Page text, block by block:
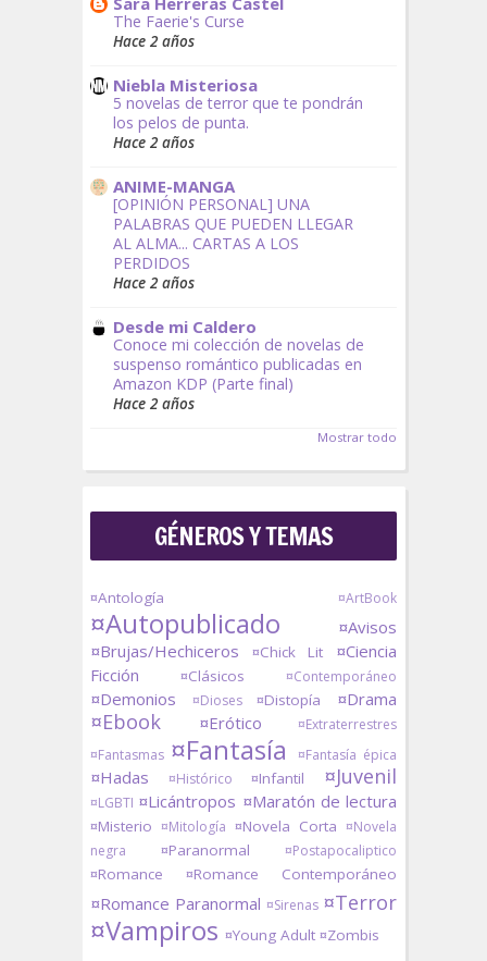
The Faerie's Curse
Hace 2 años
Niebla Misteriosa
5 novelas de terror que te pondrán
los pelos de punta.
Hace 2 años
ANIME-MANGA
[OPINIÓN PERSONAL] UNA
PALABRAS QUE PUEDEN LLEGAR
AL ALMA... CARTAS A LOS
PERDIDOS
Hace 2 años
Desde mi Caldero
Conoce mi colección de novelas de
suspenso romántico publicadas en
Amazon KDP (Parte final)
Hace 2 años
Mostrar todo
GÉNEROS Y TEMAS
¤Antología ¤ArtBook
¤Autopublicado
¤Avisos
¤Brujas/Hechiceros
¤Chick Lit
¤Ciencia
Ficción
¤Clásicos ¤Contemporáneo
¤Demonios ¤Dioses ¤Distopía ¤Drama
¤Ebook ¤Erótico
¤Extraterrestres
¤Fantasmas ¤Fantasía ¤Fantasía épica
¤Hadas ¤Histórico ¤Infantil ¤Juvenil
¤LGBTI ¤Licántropos ¤Maratón de lectura
¤Misterio ¤Mitología ¤Novela Corta ¤Novela
negra
¤Paranormal ¤Postapocaliptico
¤Romance ¤Romance Contemporáneo
¤Romance Paranormal ¤Sirenas ¤Terror
¤Vampiros ¤Young Adult ¤Zombis